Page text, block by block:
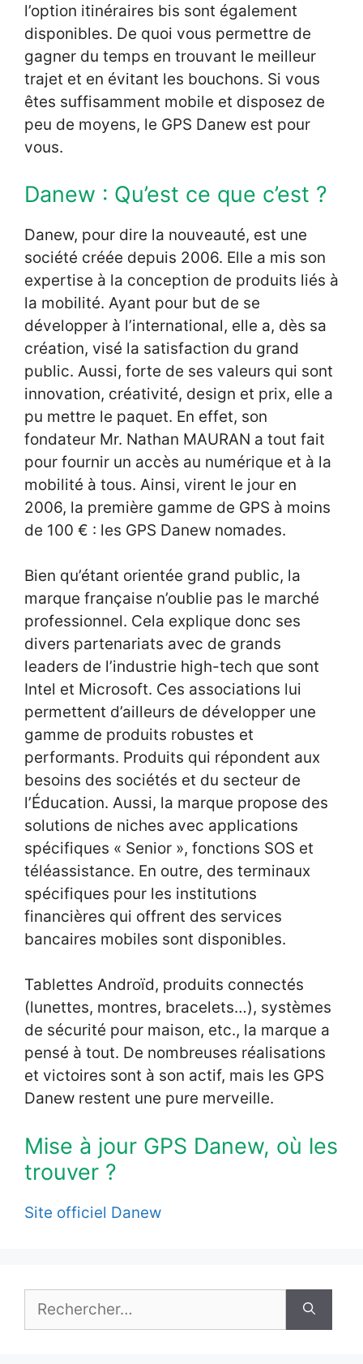
l’option itinéraires bis sont également
disponibles. De quoi vous permettre de
gagner du temps en trouvant le meilleur
trajet et en évitant les bouchons. Si vous
êtes suffisamment mobile et disposez de
peu de moyens, le GPS Danew est pour
vous.
Danew : Qu’est ce que c’est ?
Danew, pour dire la nouveauté, est une
société créée depuis 2006. Elle a mis son
expertise à la conception de produits liés à
la mobilité. Ayant pour but de se
développer à l’international, elle a, dès sa
création, visé la satisfaction du grand
public. Aussi, forte de ses valeurs qui sont
innovation, créativité, design et prix, elle a
pu mettre le paquet. En effet, son
fondateur Mr. Nathan MAURAN a tout fait
pour fournir un accès au numérique et à la
mobilité à tous. Ainsi, virent le jour en
2006, la première gamme de GPS à moins
de 100 € : les GPS Danew nomades.
Bien qu’étant orientée grand public, la
marque française n’oublie pas le marché
professionnel. Cela explique donc ses
divers partenariats avec de grands
leaders de l’industrie high-tech que sont
Intel et Microsoft. Ces associations lui
permettent d’ailleurs de développer une
gamme de produits robustes et
performants. Produits qui répondent aux
besoins des sociétés et du secteur de
l’Éducation. Aussi, la marque propose des
solutions de niches avec applications
spécifiques « Senior », fonctions SOS et
téléassistance. En outre, des terminaux
spécifiques pour les institutions
financières qui offrent des services
bancaires mobiles sont disponibles.
Tablettes Androïd, produits connectés
(lunettes, montres, bracelets…), systèmes
de sécurité pour maison, etc., la marque a
pensé à tout. De nombreuses réalisations
et victoires sont à son actif, mais les GPS
Danew restent une pure merveille.
Mise à jour GPS Danew, où les
trouver ?
Site officiel Danew